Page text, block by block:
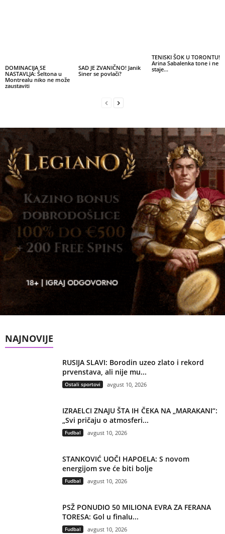
DOMINACIJA SE
NASTAVLJA: Šeltona u
Montrealu niko ne može
zaustaviti
SAD JE ZVANIČNO! Janik
Siner se povlači?
TENISKI ŠOK U TORONTU!
Arina Sabalenka tone i ne
staje…
NAJNOVIJE
RUSIJA SLAVI: Borodin uzeo zlato i rekord
prvenstava, ali nije mu...
Ostali sportovi avgust 10, 2026
IZRAELCI ZNAJU ŠTA IH ČEKA NA „MARAKANI“:
„Svi pričaju o atmosferi...
Fudbal avgust 10, 2026
STANKOVIĆ UOČI HAPOELA: S novom
energijom sve će biti bolje
Fudbal avgust 10, 2026
PSŽ PONUDIO 50 MILIONA EVRA ZA FERANA
TORESA: Gol u finalu...
Fudbal avgust 10, 2026